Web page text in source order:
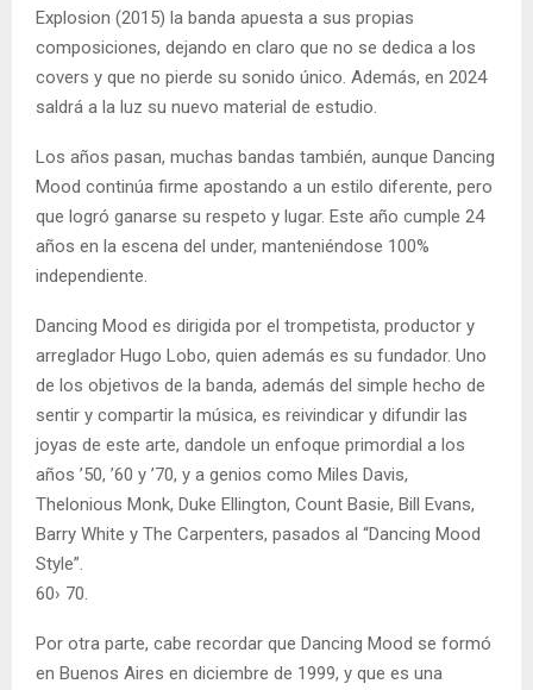
Explosion (2015) la banda apuesta a sus propias
composiciones, dejando en claro que no se dedica a los
covers y que no pierde su sonido único. Además, en 2024
saldrá a la luz su nuevo material de estudio.
Los años pasan, muchas bandas también, aunque Dancing
Mood continúa firme apostando a un estilo diferente, pero
que logró ganarse su respeto y lugar. Este año cumple 24
años en la escena del under, manteniéndose 100%
independiente.
Dancing Mood es dirigida por el trompetista, productor y
arreglador Hugo Lobo, quien además es su fundador. Uno
de los objetivos de la banda, además del simple hecho de
sentir y compartir la música, es reivindicar y difundir las
joyas de este arte, dandole un enfoque primordial a los
años ’50, ’60 y ’70, y a genios como Miles Davis,
Thelonious Monk, Duke Ellington, Count Basie, Bill Evans,
Barry White y The Carpenters, pasados al “Dancing Mood
Style”.
60› 70.
Por otra parte, cabe recordar que Dancing Mood se formó
en Buenos Aires en diciembre de 1999, y que es una